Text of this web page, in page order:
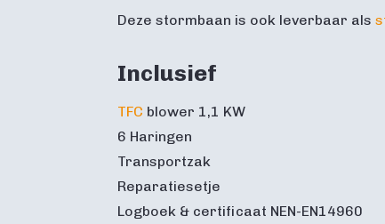
Deze stormbaan is ook leverbaar als
Inclusief
TFC blower 1,1 KW
6 Haringen
Transportzak
Reparatiesetje
Logboek & certificaat NEN-EN14960